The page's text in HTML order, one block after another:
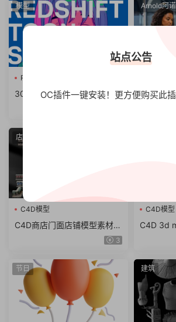
模型
Redshift卡通
30组C4D Redshift卡通着色
Arnold阿
阿诺德渲
a 4D To
店面
C4D模型
C4D商店门面店铺模型素材
max obj fbx ma KitBash3D3
C4D模型
C4D 3d
东方古
节日 建筑
站点公告
OC插件一键安装！更方便购买此